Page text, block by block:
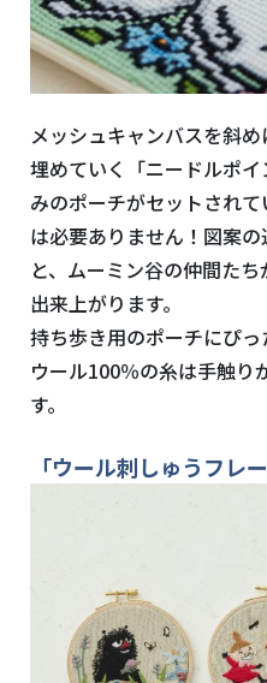
メッシュキャンバスを斜
埋めていく「ニードルポ
みのポーチがセットされ
は必要ありません！図案
と、ムーミン谷の仲間た
出来上がります。
持ち歩き用のポーチにぴっ
ウール100％の糸は手触り
す。
「ウール刺しゅうフレー